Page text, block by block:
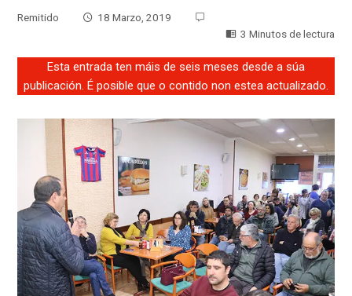
Remitido
18 Marzo, 2019
3 Minutos de lectura
Esta entrada ten máis de seis meses desde a súa
publicación. É posible que o contido non estea actualizado.